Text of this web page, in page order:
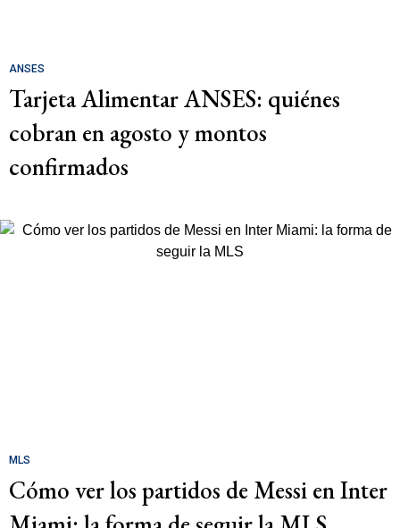
ANSES
Tarjeta Alimentar ANSES: quiénes
cobran en agosto y montos
confirmados
MLS
Cómo ver los partidos de Messi en Inter